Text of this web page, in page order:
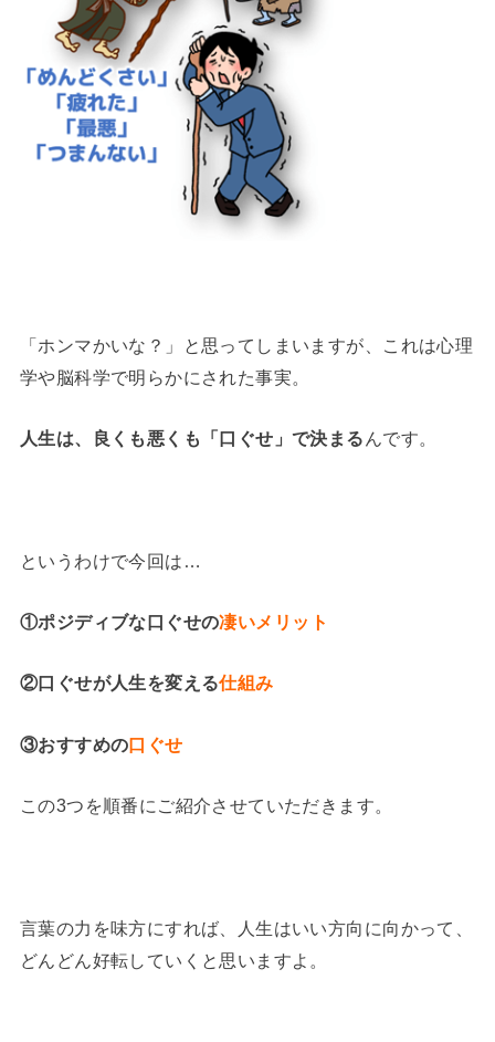
「ホンマかいな？」と思ってしまいますが、これは心理
学や脳科学で明らかにされた事実。
人生は、良くも悪くも「口ぐせ」で決まる んです。
というわけで今回は…
①ポジディブな口ぐせの凄いメリット
②口ぐせが人生を変える仕組み
③おすすめの口ぐせ
この3つを順番にご紹介させていただきます。
言葉の力を味方にすれば、人生はいい方向に向かって、
どんどん好転していくと思いますよ。